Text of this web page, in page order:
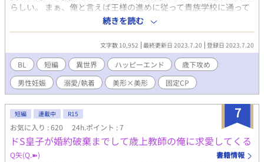
い為、詳細はまだわからない。 ◇岡部 早織 篠井の元妻 結婚2年で
妊娠中に突然離婚を突き付け、離婚成立後は一切の連絡を断っ
た。篠井に消えないトラウマを植え付けた人物。 〜〜敢えて篠井
以外の3人の情報は小出しにしています。 ※近親〇姦が苦手な方
はそっ閉じで ※結婚していた女性との性描写はありませんが、会
話のやり取りがあります。 ※ハピエンかは人によるかと… ゆっく
り更新です。
らしい。 まぁ、俺と言えば王様の進めに従って貴族学校に通って
いた。 優しい先輩に慕ってくれる可愛い後輩…まぁ順風満帆…っ
てやつ… だったなぁ…この前までは。 結婚を前提に…なんて…急
すぎるだろ！！なんでアイツ…よりによって俺に…！？？ 前作短
編『ゆるだる転生者の平穏なお嫁さん生活』に登場する優馬の続
編です。 今作だけでも楽しめるように書きますが、こちらもよろ
しくお願いします。
続きを読む
文字数 10,952 最終更新日 2023.7.20 登録日 2023.7.20
BL 短編 異世界 ハッピーエンド
歳下攻め
男性妊娠
溺愛/執着 美形×美形 固定CP
7
短編 連載中 R15
お気に入り : 620 24h.ポイント : 7
ドS皇子が婚約破棄までして歳上教師の俺に求愛してくる
Q矢(Q.➽) 書籍情報